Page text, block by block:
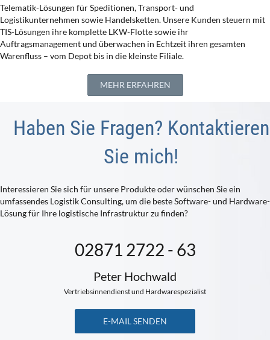
Telematik-Lösungen für Speditionen, Transport- und
Logistikunternehmen sowie Handelsketten. Unsere Kunden steuern mit
TIS-Lösungen ihre komplette LKW-Flotte sowie ihr
Auftragsmanagement und überwachen in Echtzeit ihren gesamten
Warenfluss – vom Depot bis in die kleinste Filiale.
MEHR ERFAHREN
Haben Sie Fragen? Kontaktieren
Sie mich!
Interessieren Sie sich für unsere Produkte oder wünschen Sie ein
umfassendes Logistik Consulting, um die beste Software- und Hardware-
Lösung für Ihre logistische Infrastruktur zu finden?
02871 2722 - 63
Peter Hochwald
Vertriebsinnendienst und Hardwarespezialist
E-MAIL SENDEN